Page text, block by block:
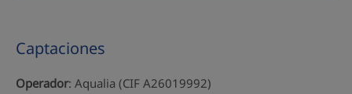
Captaciones
Operador: Aqualia (CIF A26019992)